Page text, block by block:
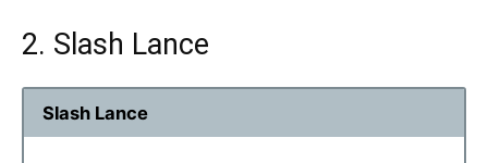
2. Slash Lance
Slash Lance